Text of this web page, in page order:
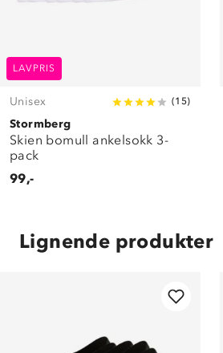
LAVPRIS
Unisex (15)
Stormberg
Skien bomull ankelsokk 3-
pack
99,-
Lignende produkter